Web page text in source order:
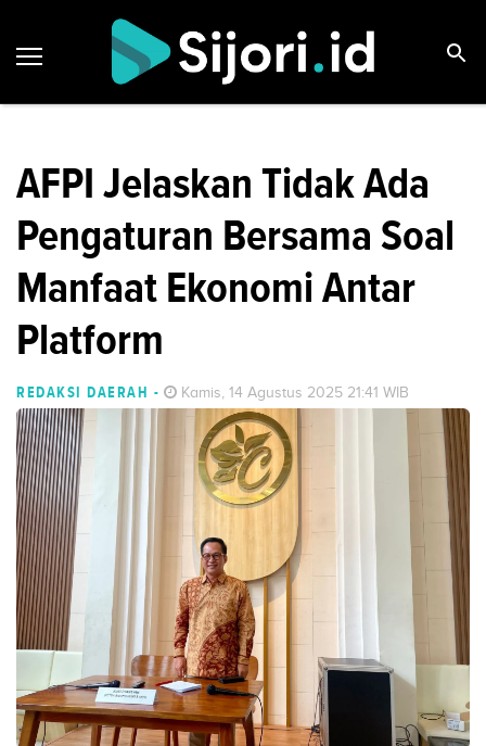
AFPI Jelaskan Tidak Ada
Pengaturan Bersama Soal
Manfaat Ekonomi Antar
Platform
REDAKSI DAERAH - Kamis, 14 Agustus 2025 21:41 WIB